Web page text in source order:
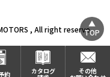
, All right reserveTOP
約 カタログ その他